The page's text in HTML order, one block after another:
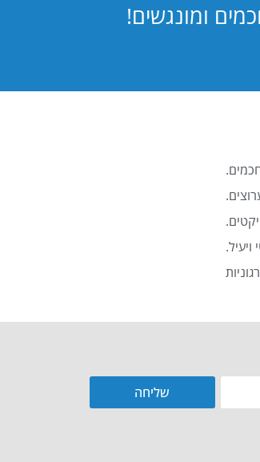
ומונגשים!
שליחה